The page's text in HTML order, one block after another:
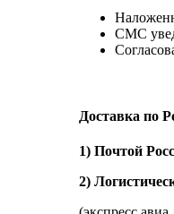
СМС
Доставка по
1) Почтой
2)